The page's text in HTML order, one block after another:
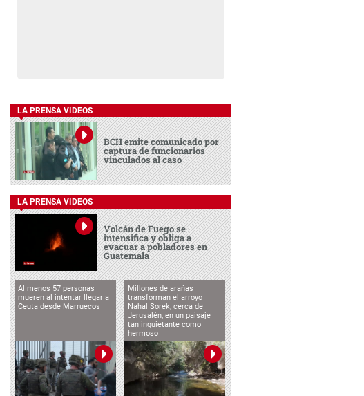
LA PRENSA VIDEOS
BCH emite comunicado por
captura de funcionarios
vinculados al caso
LA PRENSA VIDEOS
Volcán de Fuego se
intensifica y obliga a
evacuar a pobladores en
Guatemala
Al menos 57 personas
mueren al intentar llegar a
Ceuta desde Marruecos
Millones de arañas
transforman el arroyo
Nahal Sorek, cerca de
Jerusalén, en un paisaje
tan inquietante como
hermoso